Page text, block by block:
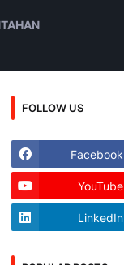
FOLLOW US
Facebook
YouTube
LinkedIn